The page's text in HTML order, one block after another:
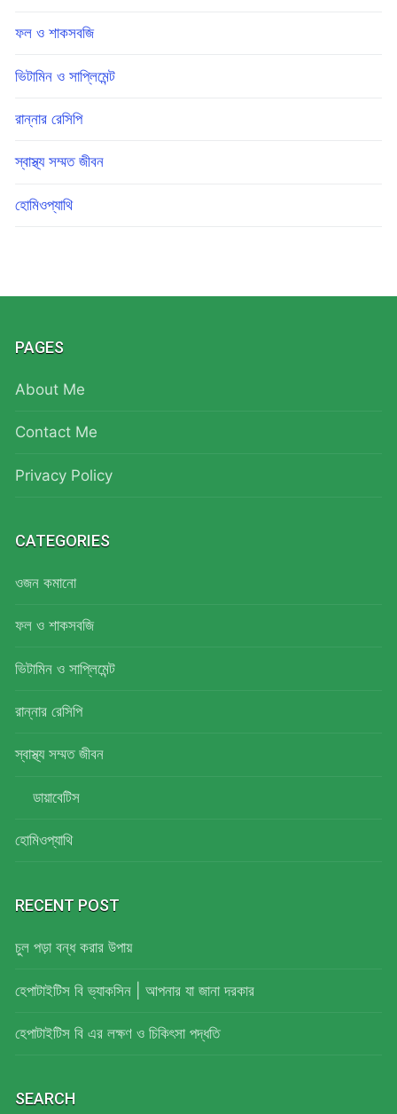
ফল ও শাকসবজি
ভিটামিন ও সাপ্লিমেন্ট
রান্নার রেসিপি
স্বাস্থ্য সম্মত জীবন
হোমিওপ্যাথি
PAGES
About Me
Contact Me
Privacy Policy
CATEGORIES
ওজন কমানো
ফল ও শাকসবজি
ভিটামিন ও সাপ্লিমেন্ট
রান্নার রেসিপি
স্বাস্থ্য সম্মত জীবন
ডায়াবেটিস
হোমিওপ্যাথি
RECENT POST
চুল পড়া বন্ধ করার উপায়
হেপাটাইটিস বি ভ্যাকসিন | আপনার যা জানা দরকার
হেপাটাইটিস বি এর লক্ষণ ও চিকিৎসা পদ্ধতি
SEARCH